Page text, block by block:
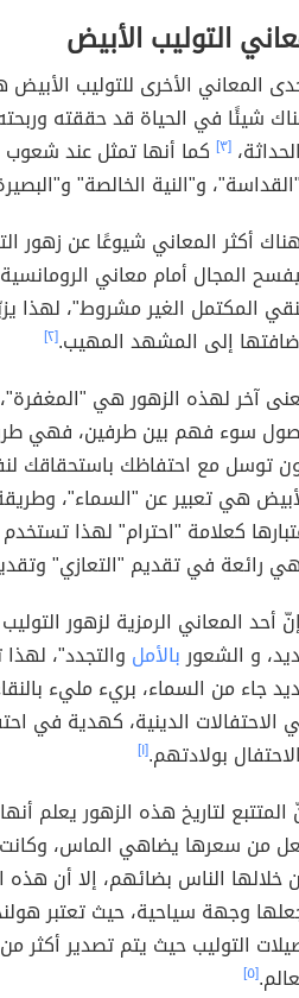
التوليب الأبيض
المعاني الأخرى للتوليب
شيئًا في الحياة قد حققته
[٣]
كما أنها تمثل عند
و"النية الخالصة"
أكثر المعاني شيوعًا عن زهور
المجال أمام معاني
المكتمل الغير مشروط"، لهذا
إلى المشهد المهيب.[٢]
آخر لهذه الزهور هي
سوء فهم بين طرفين، فهي
توسل مع احتفاظك باستحقاقك
هي تعبير عن "السماء"،
كعلامة "احترام" لهذا
رائعة في تقديم "التعازي"
أحد المعاني الرمزية لزهور
و الشعوربالأمل والتجدد"،
جاء من السماء، بريء مليء
الاحتفالات الدينية، كهدية في
بولادتهم.[١]
المتتبع لتاريخ هذه الزهور يعلم
من سعرها يضاهي الماس، وكانت
خلالها الناس بضائهم، إلا أن هذه
وجهة سياحية، حيث تعتبر
[٥]